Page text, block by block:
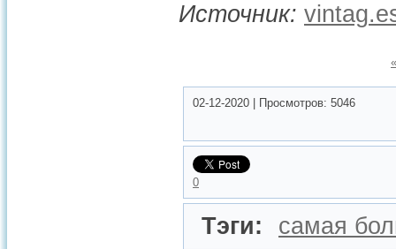
Источник:
02-12-2020 Просмотров: 5046
0
Тэги: самая